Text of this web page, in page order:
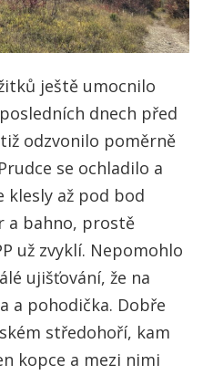
ještě umocnilo
dnech před
odzvonilo poměrně
se ochladilo a
až pod bod
a bahno, prostě
už zvyklí. Nepomohlo
ujišťování, že na
a pohodička. Dobře
středohoří, kam
kopce a mezi nimi